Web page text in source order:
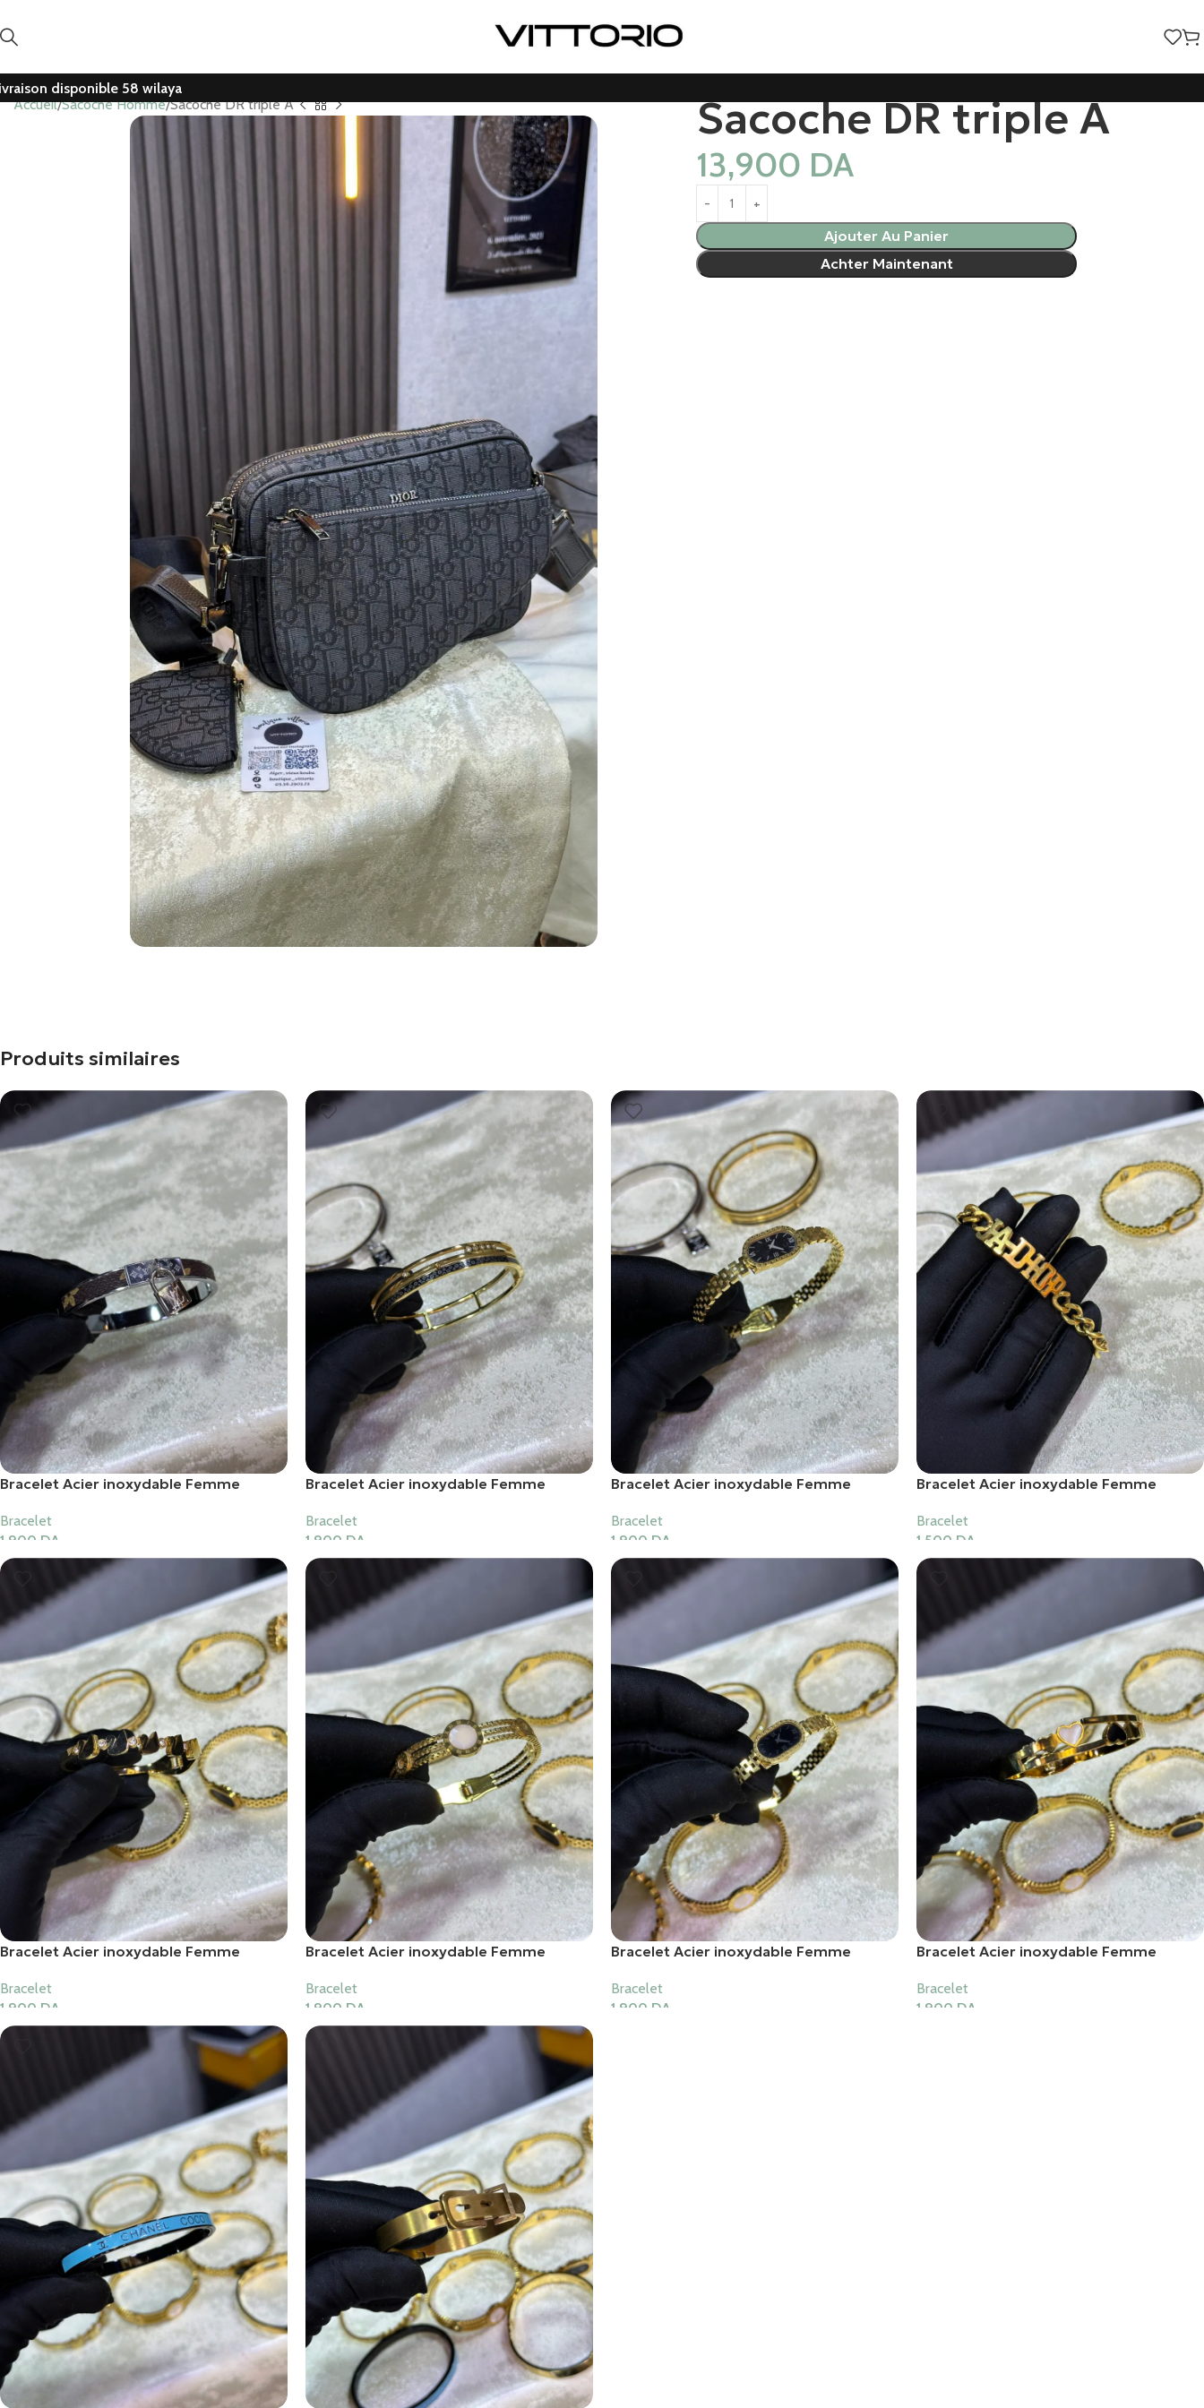
disponible 58 wilaya
Accueil Sacoche Homme Sacoche DR triple A Sacoche DR triple A
13,900 DA
Ajouter Au Panier
Achter Maintenant
Produits similaires
Bracelet Acier inoxydable Femme
Bracelet
1,900 DA
Ajouter Au Panier
Bracelet Acier inoxydable Femme
Bracelet
1,900 DA
Bracelet Acier inoxydable Femme
Bracelet
1,900 DA
Ajouter Au Panier
Bracelet Acier inoxydable Femme
Bracelet
1,500 DA
Bracelet Acier inoxydable Femme
Bracelet
1,900 DA
Bracelet Acier inoxydable Femme
Bracelet
1,900 DA
Bracelet Acier inoxydable Femme
Bracelet
1,900 DA
Bracelet Acier inoxydable Femme
Bracelet
1,900 DA